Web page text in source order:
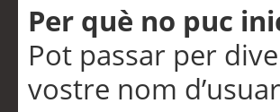
Per què no puc
Pot passar per
vostre nom